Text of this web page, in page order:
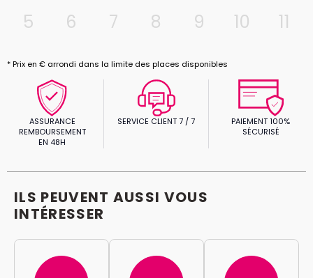
5
6 7 8 9 10 11
* Prix en € arrondi dans la limite des places disponibles
ASSURANCE
REMBOURSEMENT
EN 48H
SERVICE CLIENT 7 / 7
PAIEMENT 100%
SÉCURISÉ
ILS PEUVENT AUSSI VOUS
INTÉRESSER